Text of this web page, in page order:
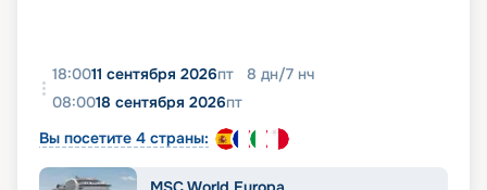
18:0011 сентября 2026пт 8 дн/7 нч
08:0018 сентября 2026пт
Вы посетите 4 страны: